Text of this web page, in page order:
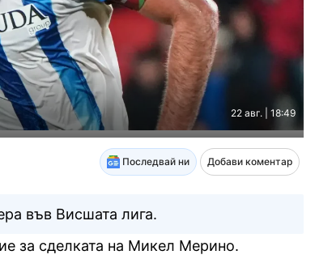
22 авг. | 18:49
Последвай ни Добави коментар
във Висшата лига.
за сделката на Микел Мерино.